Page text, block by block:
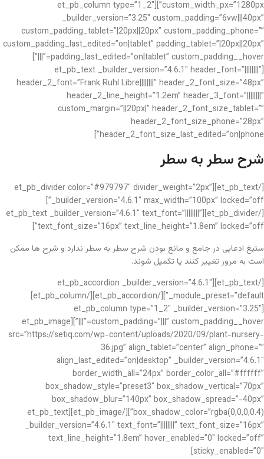
custom_width_px=”1280px”][et_pb_column type=”1_2″
_builder_version=”3.25″ custom_padding=”6vw|||40px”
custom_padding_tablet=”|20px||20px” custom_padding_phone=””
custom_padding_last_edited=”on|tablet” padding_tablet=”|20px||20px”
padding_last_edited=”on|tablet” custom_padding__hover=”|||”]
[et_pb_text _builder_version=”4.6.1″ header_font=”||||||||”
header_2_font=”Frank Ruhl Libre||||||||” header_2_font_size=”48px”
header_2_line_height=”1.2em” header_3_font=”||||||||”
custom_margin=”||20px|” header_2_font_size_tablet=””
header_2_font_size_phone=”28px”
header_2_font_size_last_edited=”on|phone”]
شرح سطر به سطر
[/et_pb_text][et_pb_divider color=”#979797″ divider_weight=”2px”
_builder_version=”4.6.1″ max_width=”100px” locked=”off”]
[/et_pb_divider][et_pb_text _builder_version=”4.6.1″ text_font=”||||||||”
text_font_size=”16px” text_line_height=”1.8em” locked=”off”]
ستیغ ادعایی در جامع و مانع بودن شرح سطر به سطر ندارد و شرح ها ممکن
است به مرور تغییر کنند یا تکمیل شوند.
[/et_pb_text][et_pb_accordion _builder_version=”4.6.1″
_module_preset=”default”][/et_pb_accordion][/et_pb_column]
[et_pb_column type=”1_2″ _builder_version=”3.25″
custom_padding=”|||” custom_padding__hover=”|||”][et_pb_image
src=”https://setiq.com/wp-content/uploads/2020/09/plant-nursery-
36.jpg” align_tablet=”center” align_phone=””
align_last_edited=”on|desktop” _builder_version=”4.6.1″
border_width_all=”24px” border_color_all=”#ffffff”
box_shadow_style=”preset3″ box_shadow_vertical=”70px”
box_shadow_blur=”140px” box_shadow_spread=”-40px”
box_shadow_color=”rgba(0,0,0,0.4)”][/et_pb_image][et_pb_text
_builder_version=”4.6.1″ text_font=”||||||||” text_font_size=”16px”
text_line_height=”1.8em” hover_enabled=”0″ locked=”off”
sticky_enabled=”0″]